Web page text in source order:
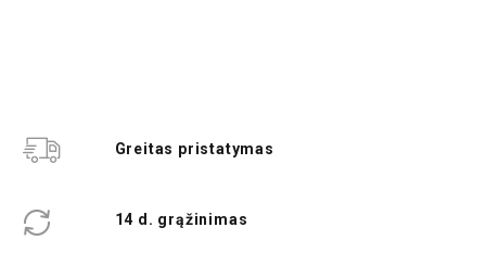
Greitas pristatymas
14 d. grąžinimas